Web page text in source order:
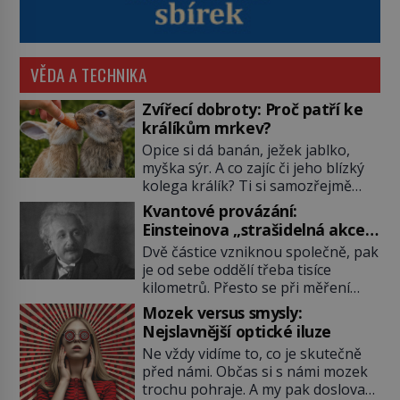
VĚDA A TECHNIKA
Zvířecí dobroty: Proč patří ke
králíkům mrkev?
Opice si dá banán, ježek jablko,
myška sýr. A co zajíc či jeho blízký
kolega králík? Ti si samozřejmě
pochutnají na mrkvi! Proč jsou
podobné představy o potravě
zvířat často spíš mýty? Pokud máte
doma králíka, mrkev mu dát
můžete. A nejspíš mu i bude
chutnat, ovšem měl by ji mít jen
jako občasný pamlsek. […]
Kvantové provázání:
Einsteinova „strašidelná akce
na dálku“ dál mate i fascinuje
vědce
Dvě částice vzniknou společně, pak
je od sebe oddělí třeba tisíce
kilometrů. Přesto se při měření
chovají, jako by mezi nimi
existovalo neviditelné pouto. Albert
Einstein tomu s jistou dávkou
ironie říká „strašidelná akce na
dálku“ a dlouhá desetiletí věří, že
musí existovat jednodušší
Mozek versus smysly:
Nejslavnější optické iluze
Ne vždy vidíme to, co je skutečně
před námi. Občas si s námi mozek
trochu pohraje. A my pak doslova